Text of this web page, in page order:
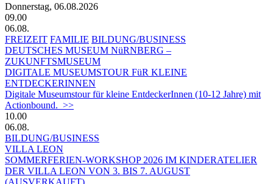
Donnerstag, 06.08.2026
09.00
06.08.
FREIZEIT FAMILIE BILDUNG/BUSINESS
DEUTSCHES MUSEUM NüRNBERG –
ZUKUNFTSMUSEUM
DIGITALE MUSEUMSTOUR FüR KLEINE
ENTDECKERINNEN
Digitale Museumstour für kleine EntdeckerInnen (10-12 Jahre) mit
Actionbound. >>
10.00
06.08.
BILDUNG/BUSINESS
VILLA LEON
SOMMERFERIEN-WORKSHOP 2026 IM KINDERATELIER
DER VILLA LEON VON 3. BIS 7. AUGUST
(AUSVERKAUFT)